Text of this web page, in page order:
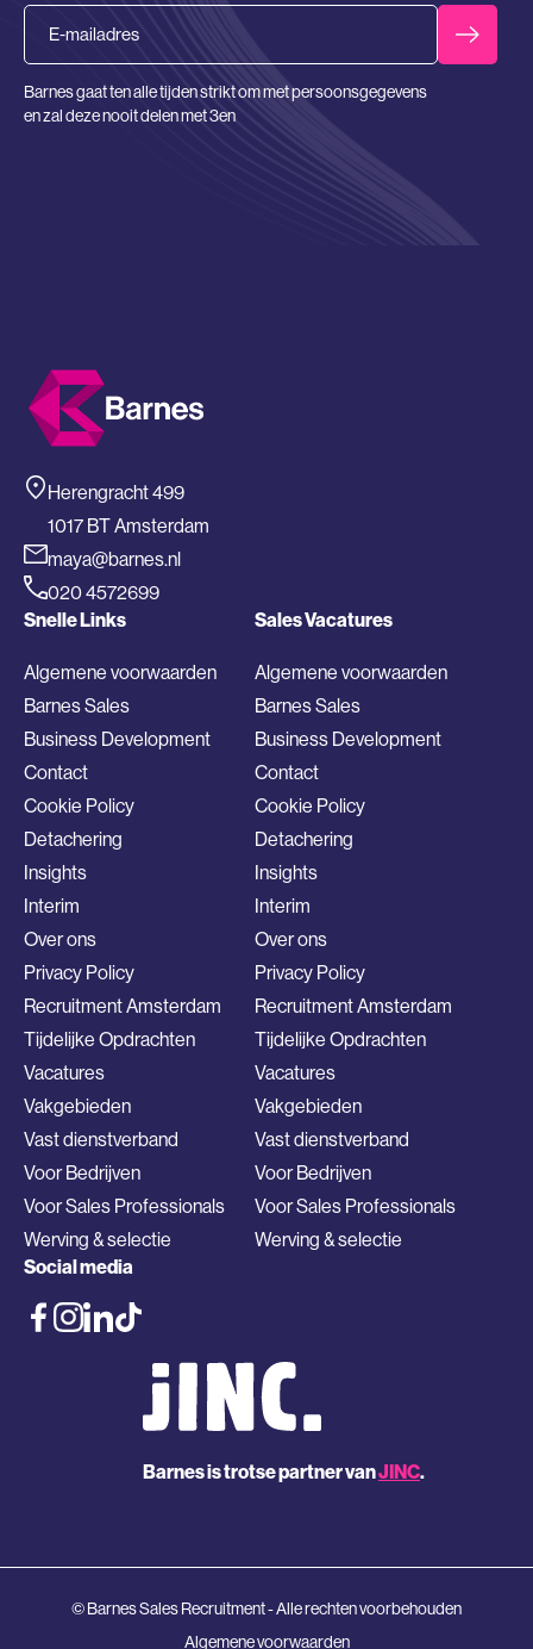
Barnes gaat ten alle tijden strikt om met persoonsgegevens
en zal deze nooit delen met 3en
Herengracht 499
1017 BT Amsterdam
maya@barnes.nl
020 4572699
Snelle Links
Algemene voorwaarden
Barnes Sales
Business Development
Contact
Cookie Policy
Detachering
Insights
Interim
Over ons
Privacy Policy
Recruitment Amsterdam
Tijdelijke Opdrachten
Vacatures
Vakgebieden
Vast dienstverband
Voor Bedrijven
Voor Sales Professionals
Werving & selectie
Sales Vacatures
Algemene voorwaarden
Barnes Sales
Business Development
Contact
Cookie Policy
Detachering
Insights
Interim
Over ons
Privacy Policy
Recruitment Amsterdam
Tijdelijke Opdrachten
Vacatures
Vakgebieden
Vast dienstverband
Voor Bedrijven
Voor Sales Professionals
Werving & selectie
Social media
Barnes is trotse partner vanJINC.
© Barnes Sales Recruitment - Alle rechten voorbehouden
Algemene voorwaarden